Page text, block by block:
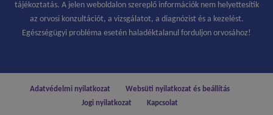
tájékoztatás. A jelen weboldalon szereplő információk nem helyettesítik
az orvosi konzultációt, a vizsgálatot, a diagnózist és a kezelést.
Egészségügyi probléma esetén haladéktalanul forduljon orvosához!
Adatvédelmi nyilatkozat
Websüti nyilatkozat és beállítás
Jogi nyilatkozat
Kapcsolat